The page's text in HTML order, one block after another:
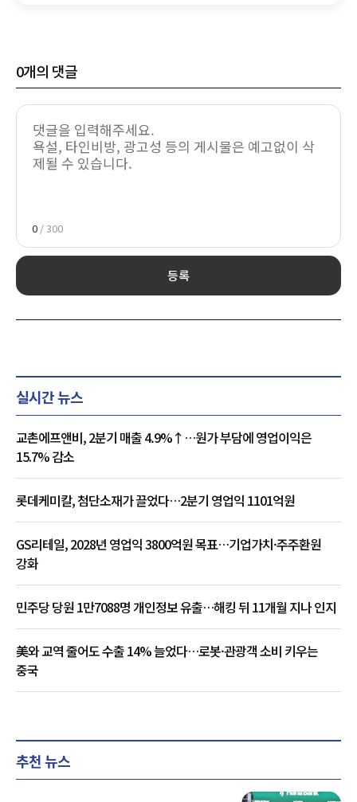
0개의 댓글
0 / 300
등록
실시간 뉴스
교촌에프앤비, 2분기 매출 4.9%↑…원가 부담에 영업이익은
15.7% 감소
롯데케미칼, 첨단소재가 끌었다…2분기 영업익 1101억원
GS리테일, 2028년 영업익 3800억원 목표…기업가치·주주환원
강화
민주당 당원 1만7088명 개인정보 유출…해킹 뒤 11개월 지나 인지
美와 교역 줄어도 수출 14% 늘었다…로봇·관광객 소비 키우는
중국
추천 뉴스